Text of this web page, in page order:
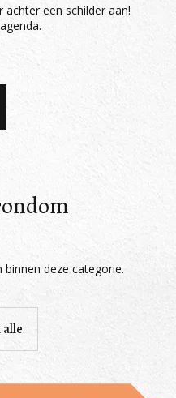
een schilder aan!
deze categorie.